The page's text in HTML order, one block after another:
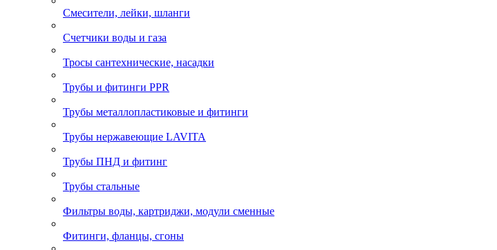
Смесители, лейки, шланги
Счетчики воды и газа
Тросы сантехнические, насадки
Трубы и фитинги PPR
Трубы металлопластиковые и фитинги
Трубы нержавеющие LAVITA
Трубы ПНД и фитинг
Трубы стальные
Фильтры воды, картриджи, модули сменные
Фитинги, фланцы, сгоны